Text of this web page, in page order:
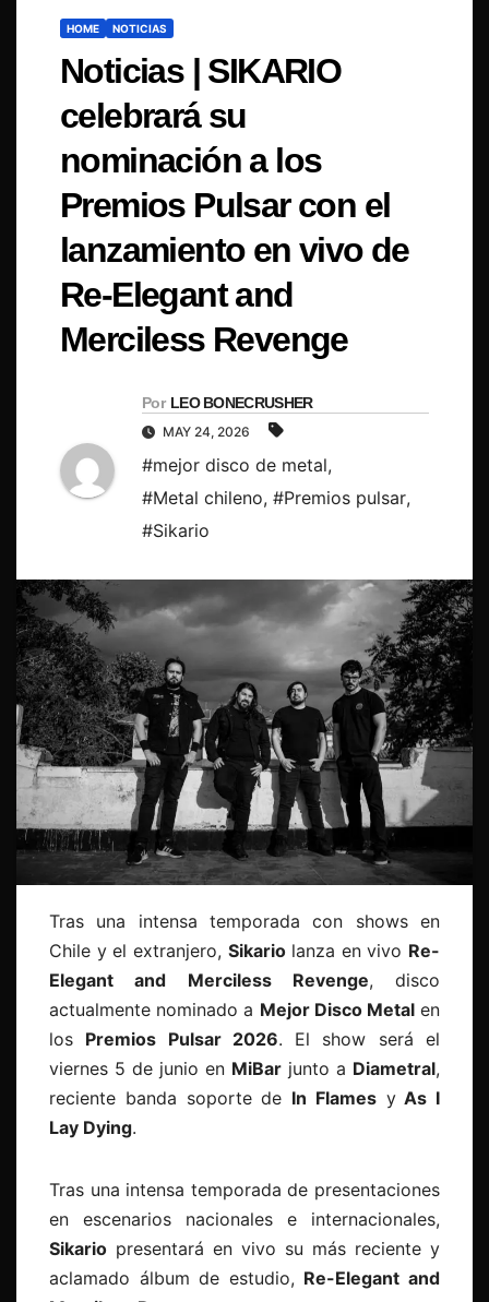
HOME NOTICIAS
Noticias | SIKARIO
celebrará su
nominación a los
Premios Pulsar con el
lanzamiento en vivo de
Re-Elegant and
Merciless Revenge
Por LEO BONECRUSHER
MAY 24, 2026
#mejor disco de metal,
#Metal chileno, #Premios pulsar,
#Sikario
Tras una intensa temporada con shows en
Chile y el extranjero, Sikariolanza en vivo Re-
Elegant and Merciless Revenge, disco
actualmente nominado a Mejor Disco Metalen
los Premios Pulsar 2026. El show será el
viernes 5 de junio en MiBar junto a Diametral,
reciente banda soporte de In FlamesyAs I
Lay Dying.
Tras una intensa temporada de presentaciones
en escenarios nacionales e internacionales,
Sikario presentará en vivo su más reciente y
aclamado álbum de estudio, Re-Elegant and